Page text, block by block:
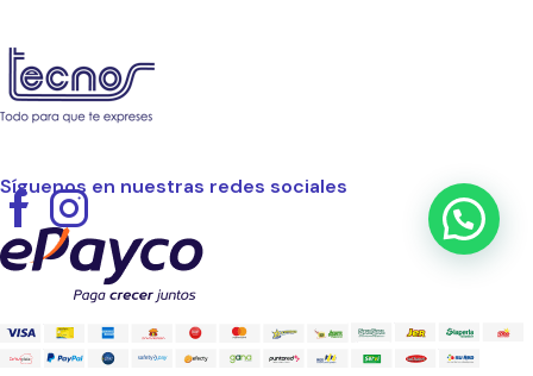
Síguenos en nuestras redes sociales
Facebook
Instagram